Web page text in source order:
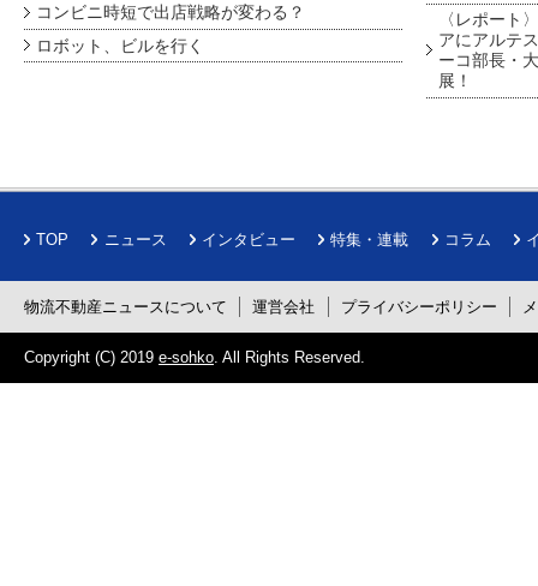
コンビニ時短で出店戦略が変わる？
ロボット、ビルを行く
〈レポート
アにアルテ
ーコ部長・
展！
TOP ニュース インタビュー 特集・連載 コラム
物流不動産ニュースについて 運営会社 プライバシーポリシー
Copyright (C) 2019 e-sohko. All Rights Reserved.